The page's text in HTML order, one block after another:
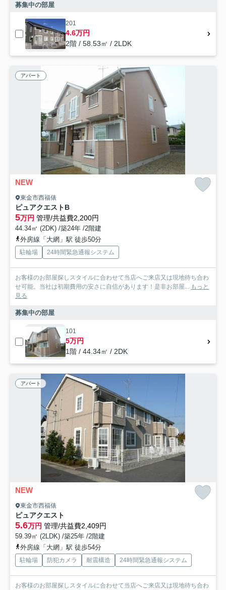
募集中の部屋
201
4.6万円
2階 / 58.53㎡ / 2LDK
アパート
NEW
東金市西福俵
ピュアクエストB
5万円 管理/共益費2,200円
44.34㎡ (2DK) /築24年 /2階建
外房線「大網」駅 徒歩50分
駐輪場 24時間緊急通報システム
お客様のお部屋探しスタイルに合わせて当店へご来店又は現地待ち合わ
せ可能。当社は初期費用の安さに自信があります！是非お部屋... もっと
見る
募集中の部屋
101
5万円
1階 / 44.34㎡ / 2DK
アパート
NEW
東金市西福俵
ピュアクエスト
5.6万円 管理/共益費2,409円
59.39㎡ (2LDK) /築25年 /2階建
外房線「大網」駅 徒歩54分
駐輪場 防犯カメラ 耐震構造 24時間緊急通報システム
お客様のお部屋探しスタイルに合わせて当店へご来店又は現地待ち合わ